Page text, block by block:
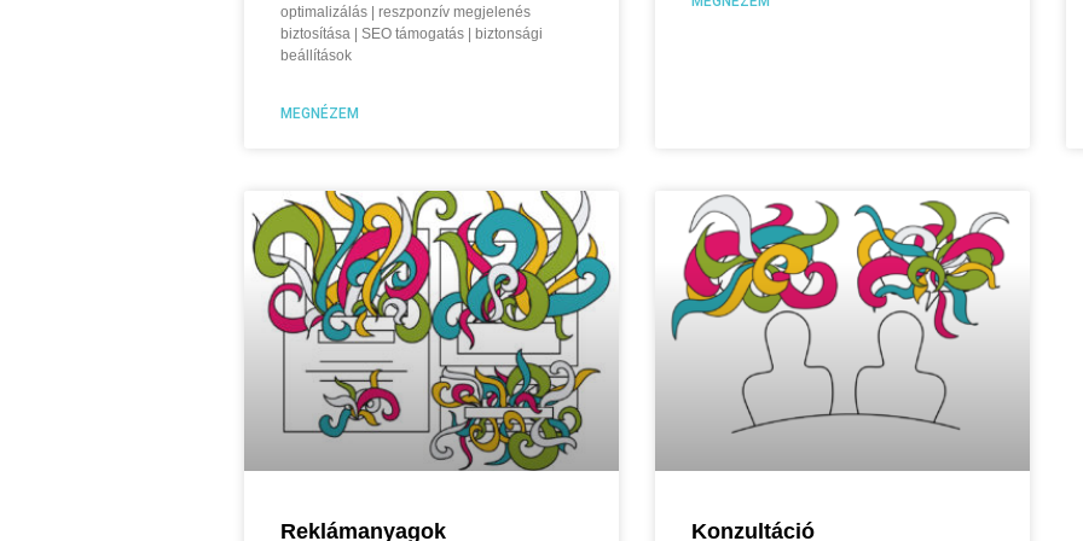
optimalizálás | reszponzív megjelenés
biztosítása | SEO támogatás | biztonsági
beállítások
MEGNÉZEM
Reklámanyagok Konzultáció